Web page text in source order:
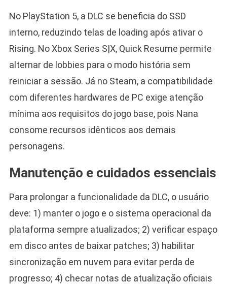
No PlayStation 5, a DLC se beneficia do SSD
interno, reduzindo telas de loading após ativar o
Rising. No Xbox Series S|X, Quick Resume permite
alternar de lobbies para o modo história sem
reiniciar a sessão. Já no Steam, a compatibilidade
com diferentes hardwares de PC exige atenção
mínima aos requisitos do jogo base, pois Nana
consome recursos idênticos aos demais
personagens.
Manutenção e cuidados essenciais
Para prolongar a funcionalidade da DLC, o usuário
deve: 1) manter o jogo e o sistema operacional da
plataforma sempre atualizados; 2) verificar espaço
em disco antes de baixar patches; 3) habilitar
sincronização em nuvem para evitar perda de
progresso; 4) checar notas de atualização oficiais